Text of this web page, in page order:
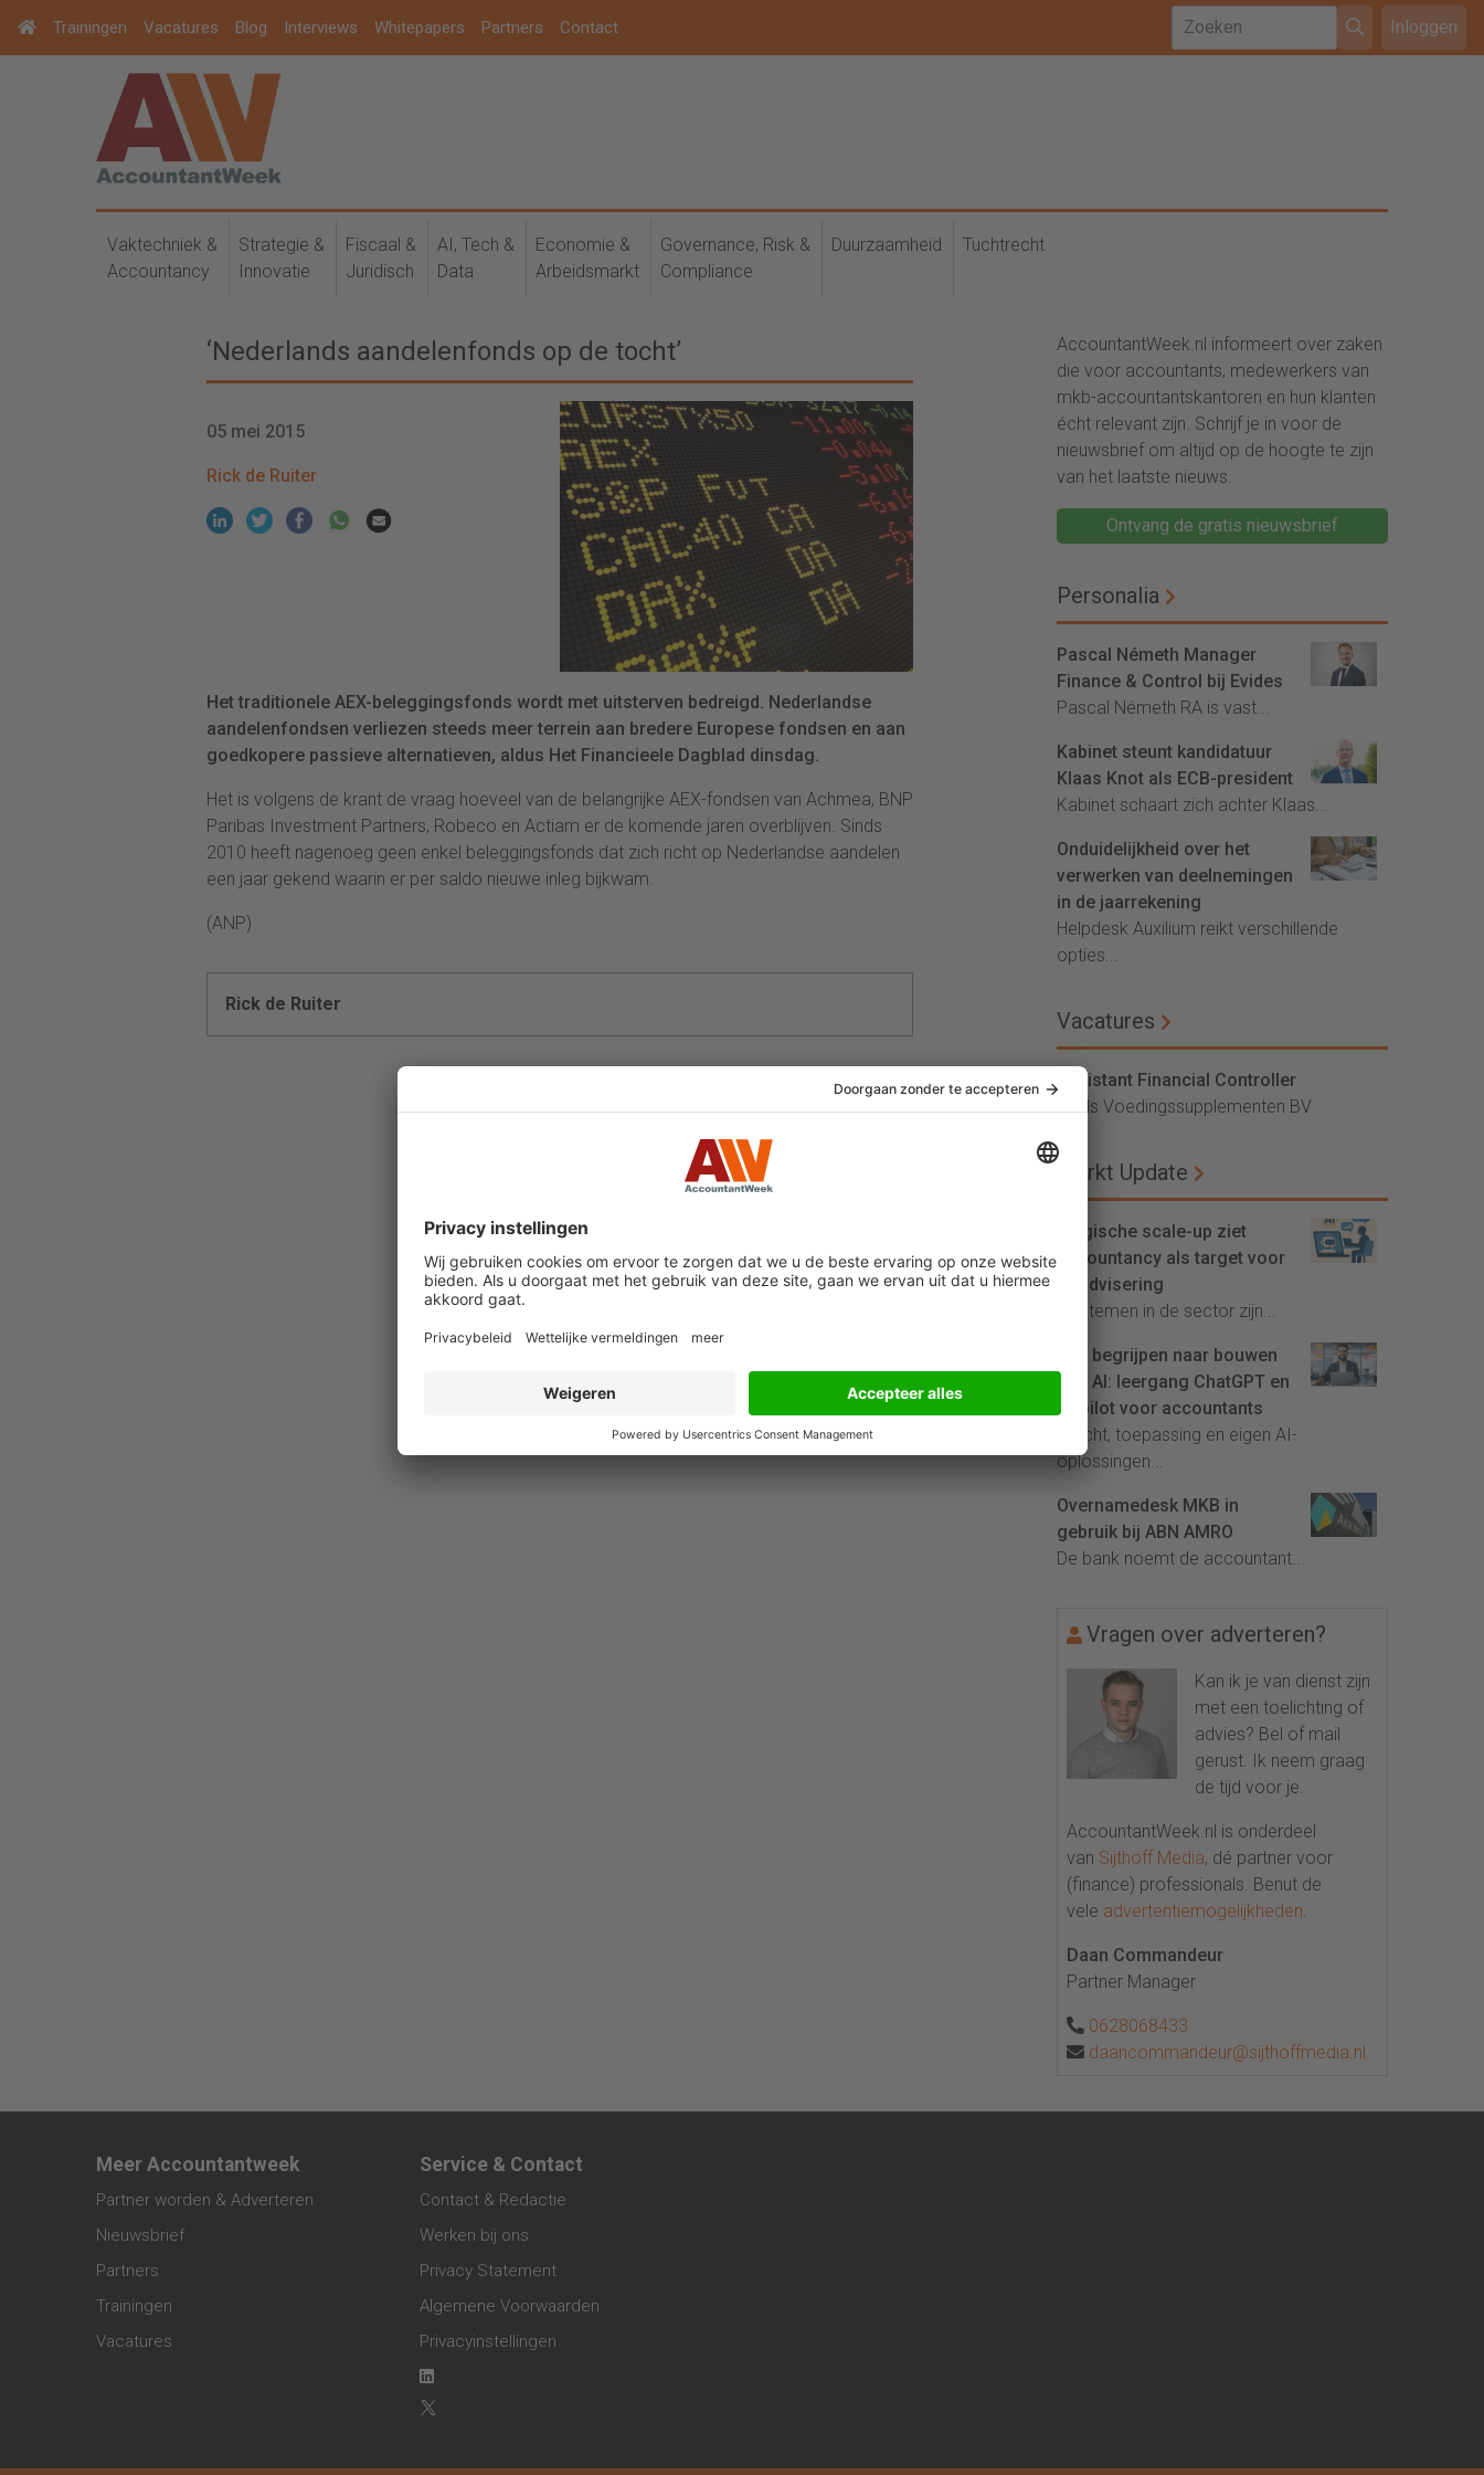
Trainingen Vacatures Blog Interviews Whitepapers Partners Contact Inloggen
Vaktechniek &
Accountancy
Strategie &
Innovatie
Fiscaal &
Juridisch
AI, Tech &
Data
Economie &
Arbeidsmarkt
Governance, Risk &
Compliance
Duurzaamheid Tuchtrecht
‘Nederlands aandelenfonds op de tocht’
05 mei 2015
Rick de Ruiter
Het traditionele AEX-beleggingsfonds wordt met uitsterven bedreigd. Nederlandse
aandelenfondsen verliezen steeds meer terrein aan bredere Europese fondsen en aan
goedkopere passieve alternatieven, aldus Het Financieele Dagblad dinsdag.
Het is volgens de krant de vraag hoeveel van de belangrijke AEX-fondsen van Achmea, BNP
Paribas Investment Partners, Robeco en Actiam er de komende jaren overblijven. Sinds
2010 heeft nagenoeg geen enkel beleggingsfonds dat zich richt op Nederlandse aandelen
een jaar gekend waarin er per saldo nieuwe inleg bijkwam.
(ANP)
Rick de Ruiter
AccountantWeek.nl informeert over zaken
die voor accountants, medewerkers van
mkb-accountantskantoren en hun klanten
écht relevant zijn. Schrijf je in voor de
nieuwsbrief om altijd op de hoogte te zijn
van het laatste nieuws.
Ontvang de gratis nieuwsbrief
Personalia
Pascal Németh Manager
Finance & Control bij Evides
Pascal Németh RA is vast...
Kabinet steunt kandidatuur
Klaas Knot als ECB-president
Kabinet schaart zich achter Klaas...
Onduidelijkheid over het
verwerken van deelnemingen
in de jaarrekening
Helpdesk Auxilium reikt verschillende
opties...
Vacatures
Assistant Financial Controller
Vitals Voedingssupplementen BV
Markt Update
Belgische scale-up ziet
accountancy als target voor
AI-advisering
'Systemen in de sector zijn...
Van begrijpen naar bouwen
met AI: leergang ChatGPT en
Copilot voor accountants
Inzicht, toepassing en eigen AI-
oplossingen...
Overnamedesk MKB in
gebruik bij ABN AMRO
De bank noemt de accountant...
Vragen over adverteren?
Kan ik je van dienst zijn
met een toelichting of
advies? Bel of mail
gerust. Ik neem graag
de tijd voor je.
AccountantWeek.nl is onderdeel
van Sijthoff Media, dé partner voor
(finance) professionals. Benut de
vele advertentiemogelijkheden.
Daan Commandeur
Partner Manager
0628068433
daancommandeur@sijthoffmedia.nl
Meer Accountantweek
Partner worden & Adverteren
Nieuwsbrief
Partners
Trainingen
Vacatures
Service & Contact
Contact & Redactie
Werken bij ons
Privacy Statement
Algemene Voorwaarden
Privacyinstellingen